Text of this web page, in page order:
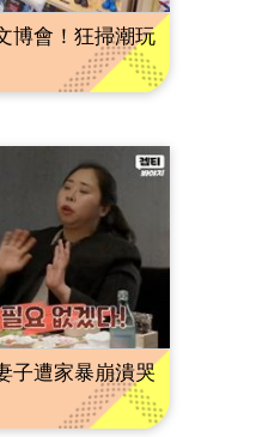
博會！狂掃潮玩
遭家暴崩潰哭